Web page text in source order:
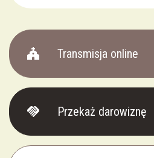
church Transmisja online
handshake Przekaż darowiznę